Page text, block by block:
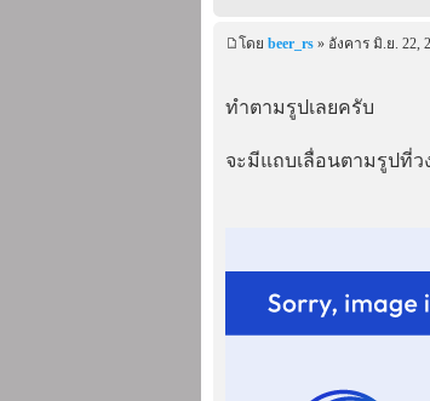
โดย beer_rs » อังคาร มิ.ย. 22,
ทำตามรูปเลยครับ
จะมีแถบเลื่อนตามรูปที่ว